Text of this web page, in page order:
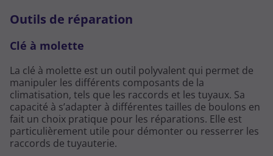
Outils de réparation
Clé à molette
La clé à molette est un outil polyvalent qui permet de
manipuler les différents composants de la
climatisation, tels que les raccords et les tuyaux. Sa
capacité à s’adapter à différentes tailles de boulons en
fait un choix pratique pour les réparations. Elle est
particulièrement utile pour démonter ou resserrer les
raccords de tuyauterie.